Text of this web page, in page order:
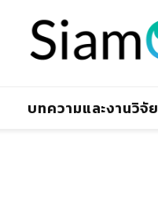
บทความและงานวิจัย